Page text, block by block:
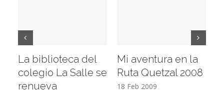
La biblioteca del
colegio La Salle se
renueva
Mi aventura en la
Ruta Quetzal 2008
18 Feb 2009